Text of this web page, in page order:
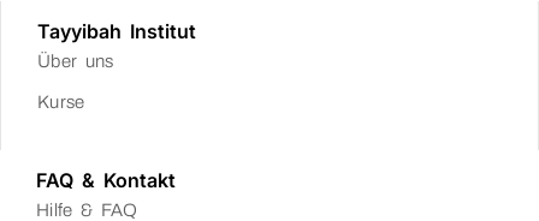
Tayyibah Institut
Über uns
Kurse
FAQ & Kontakt
Hilfe & FAQ